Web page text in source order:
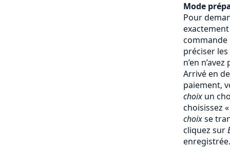
Mode
Pour
commande
préciser
n’en
Arrivé en
paiement,
choix un
choisissez
choixse
cliquez sur
enregistrée.